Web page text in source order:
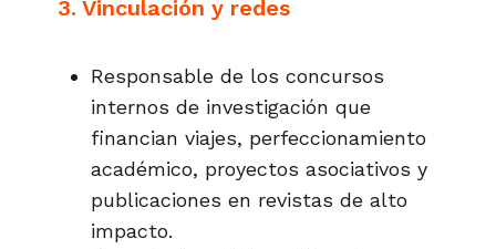
3. Vinculación y redes
Responsable de los concursos
internos de investigación que
financian viajes, perfeccionamiento
académico, proyectos asociativos y
publicaciones en revistas de alto
impacto.